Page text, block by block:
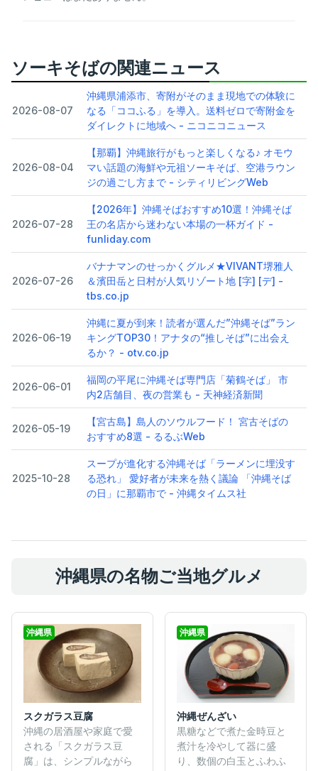
ソーキそばの関連ニュース
2026-08-07
沖縄県浦添市、寄附がそのまま現地での体験に
なる「ココふる」を導入。送料ゼロで寄附金を
ダイレクトに地域へ - ニコニコニュース
2026-08-04
【那覇】沖縄旅行がもっと楽しくなる♪ オモウ
マい話題の海鮮や元祖ソーキそば、空港ラウン
ジの過ごし方まで - シティリビングWeb
2026-07-28
【2026年】沖縄そばおすすめ10選！沖縄そば
王の名店から迷わない本場の一杯ガイド -
funliday.com
2026-07-26
バナナマンのせっかくグルメ★VIVANT堺雅人
＆濱田岳と日村が人気リゾート地 [字] [デ] -
tbs.co.jp
2026-06-19
沖縄に夏が到来！読者が選んだ”沖縄そば”ラン
キングTOP30！アナタの“推しそば”に出会え
るか？ - otv.co.jp
2026-06-01
福岡の平尾に沖縄そば専門店「菊鶴そば」 市
内2店舗目、夜の営業も - 天神経済新聞
2026-05-19
【宮古島】島人のソウルフード！ 宮古そばの
おすすめ8選 - るるぶWeb
2025-10-28
スープが進化する沖縄そば「ラーメンに埋没す
る恐れ」 愛好者が未来を熱く議論 「沖縄そば
の日」に那覇市で - 沖縄タイムス社
沖縄県の名物ご当地グルメ
沖縄県
スクガラス豆腐
沖縄の居酒屋や家庭で愛
される「スクガラス豆
腐」は、シンプルながら
沖縄県
沖縄ぜんざい
黒糖などで煮た金時豆と
煮汁を冷やして器に盛
り、数個の白玉とふわふ